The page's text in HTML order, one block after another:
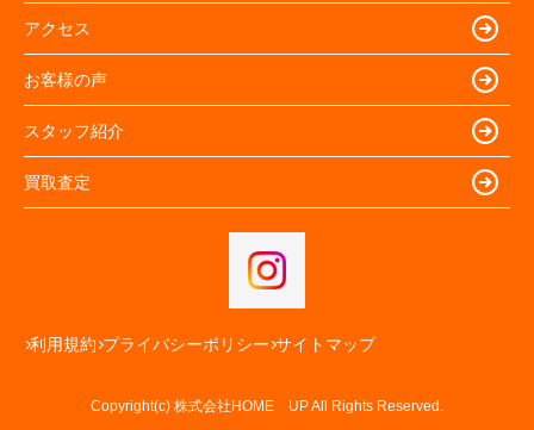
アクセス
お客様の声
スタッフ紹介
買取査定
利用規約 プライバシーポリシー サイトマップ
Copyright(c) 株式会社HOME UP All Rights Reserved.